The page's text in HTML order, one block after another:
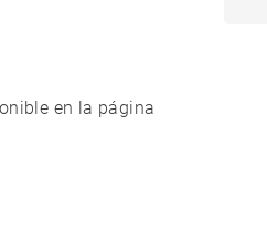
en la página